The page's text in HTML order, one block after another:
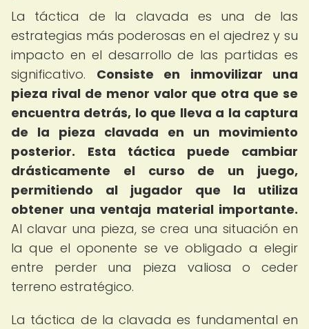
La táctica de la clavada es una de las
estrategias más poderosas en el ajedrez y su
impacto en el desarrollo de las partidas es
significativo. Consiste en inmovilizar una
pieza rival de menor valor que otra que se
encuentra detrás, lo que lleva a la captura
de la pieza clavada en un movimiento
posterior.
Esta táctica puede cambiar
drásticamente el curso de un juego,
permitiendo al jugador que la utiliza
obtener una ventaja material importante.
Al clavar una pieza, se crea una situación en
la que el oponente se ve obligado a elegir
entre perder una pieza valiosa o ceder
terreno estratégico.
La táctica de la clavada es fundamental en